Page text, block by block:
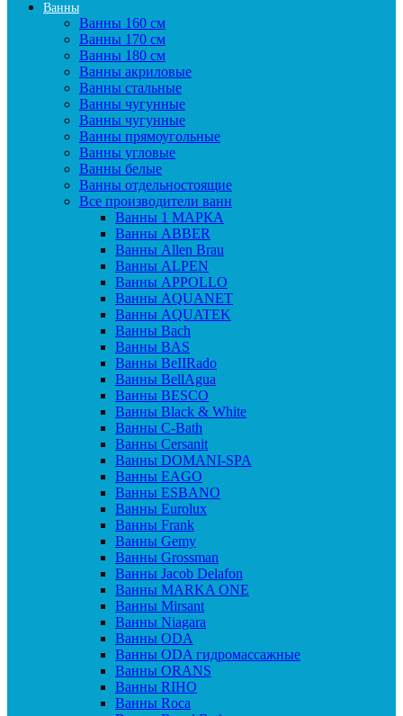
Ванны
Ванны 160 см
Ванны 170 см
Ванны 180 см
Ванны акриловые
Ванны стальные
Ванны чугунные
Ванны чугунные
Ванны прямоугольные
Ванны угловые
Ванны белые
Ванны отдельностоящие
Все производители ванн
Ванны 1 МАРКА
Ванны ABBER
Ванны Allen Brau
Ванны ALPEN
Ванны APPOLLO
Ванны AQUANET
Ванны AQUATEK
Ванны Bach
Ванны BAS
Ванны BeIIRado
Ванны BellAgua
Ванны BESCO
Ванны Black & White
Ванны C-Bath
Ванны Cersanit
Ванны DOMANI-SPA
Ванны EAGO
Ванны ESBANO
Ванны Eurolux
Ванны Frank
Ванны Gemy
Ванны Grossman
Ванны Jacob Delafon
Ванны MARKA ONE
Ванны Mirsant
Ванны Niagara
Ванны ODA
Ванны ODA гидромассажные
Ванны ORANS
Ванны RIHO
Ванны Roca